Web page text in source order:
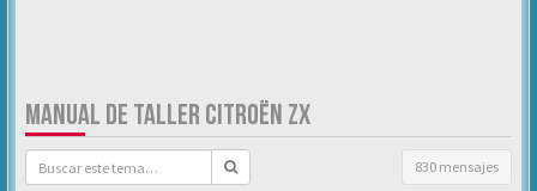
MANUAL DE TALLER CITROËN ZX
830 mensajes